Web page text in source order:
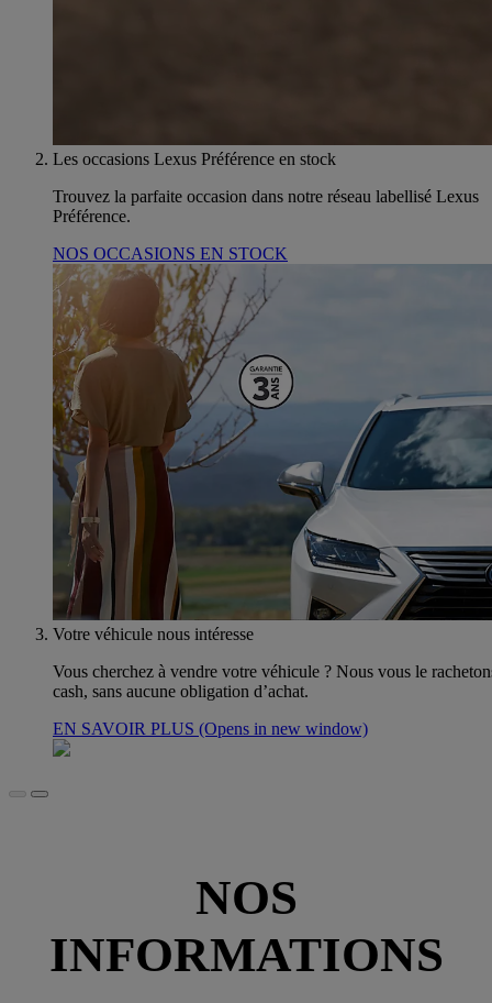
Les occasions Lexus Préférence en stock
Trouvez la parfaite occasion dans notre réseau labellisé Lexus
Préférence.
NOS OCCASIONS EN STOCK
Votre véhicule nous intéresse
Vous cherchez à vendre votre véhicule ? Nous vous le
cash, sans aucune obligation d’achat.
EN SAVOIR PLUS (Opens in new window)
NOS
INFORMATIONS